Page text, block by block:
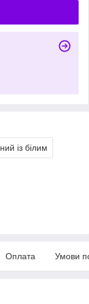
із білим
Оплата Умови